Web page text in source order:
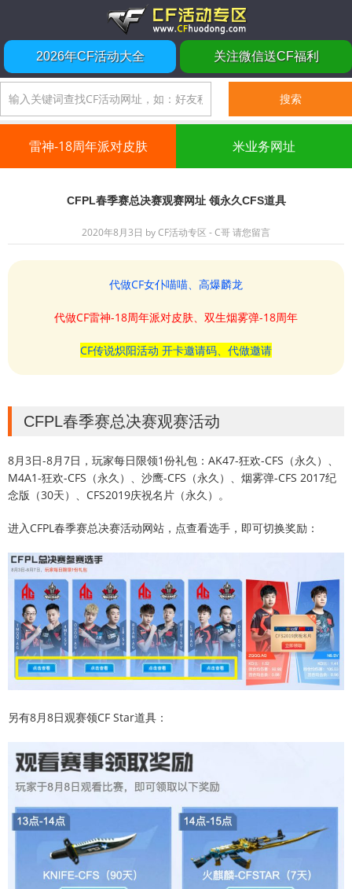
2026年CF活动大全 关注微信送CF福利
雷神-18周年派对皮肤 米业务网址
CFPL春季赛总决赛观赛网址 领永久CFS道具
2020年8月3日 byCF活动专区 - C哥请您留言
代做CF女仆喵喵、高爆麟龙
代做CF雷神-18周年派对皮肤、双生烟雾弹-18周年
CF传说炽阳活动 开卡邀请码、代做邀请
CFPL春季赛总决赛观赛活动
8月3日-8月7日，玩家每日限领1份礼包：AK47-狂欢-CFS（永久）、
M4A1-狂欢-CFS（永久）、沙鹰-CFS（永久）、烟雾弹-CFS 2017纪
念版（30天）、CFS2019庆祝名片（永久）。
进入CFPL春季赛总决赛活动网站，点查看选手，即可切换奖励：
另有8月8日观赛领CF Star道具：